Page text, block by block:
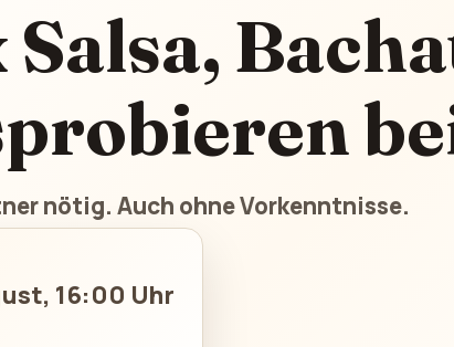
nötig. Auch ohne Vorkenntnisse.
16:00 Uhr